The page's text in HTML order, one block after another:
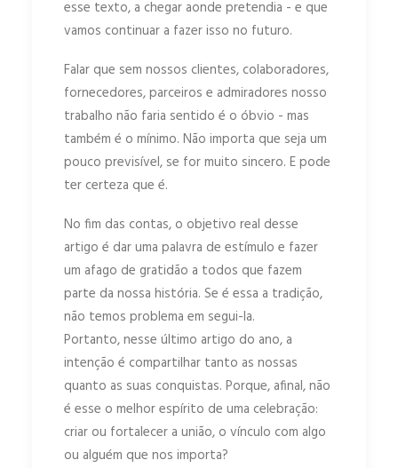
esse texto, a chegar aonde pretendia - e que
vamos continuar a fazer isso no futuro.
Falar que sem nossos clientes, colaboradores,
fornecedores, parceiros e admiradores nosso
trabalho não faria sentido é o óbvio - mas
também é o mínimo. Não importa que seja um
pouco previsível, se for muito sincero. E pode
ter certeza que é.
No fim das contas, o objetivo real desse
artigo é dar uma palavra de estímulo e fazer
um afago de gratidão a todos que fazem
parte da nossa história. Se é essa a tradição,
não temos problema em segui-la.
Portanto, nesse último artigo do ano, a
intenção é compartilhar tanto as nossas
quanto as suas conquistas. Porque, afinal, não
é esse o melhor espírito de uma celebração:
criar ou fortalecer a união, o vínculo com algo
ou alguém que nos importa?